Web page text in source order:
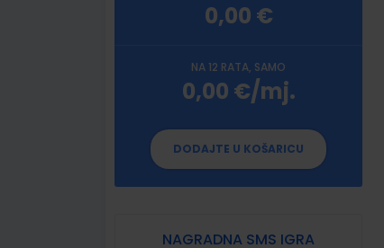
0,00 €
NA 12 RATA, SAMO
0,00 €/mj.
DODAJTE U KOŠARICU
NAGRADNA SMS IGRA